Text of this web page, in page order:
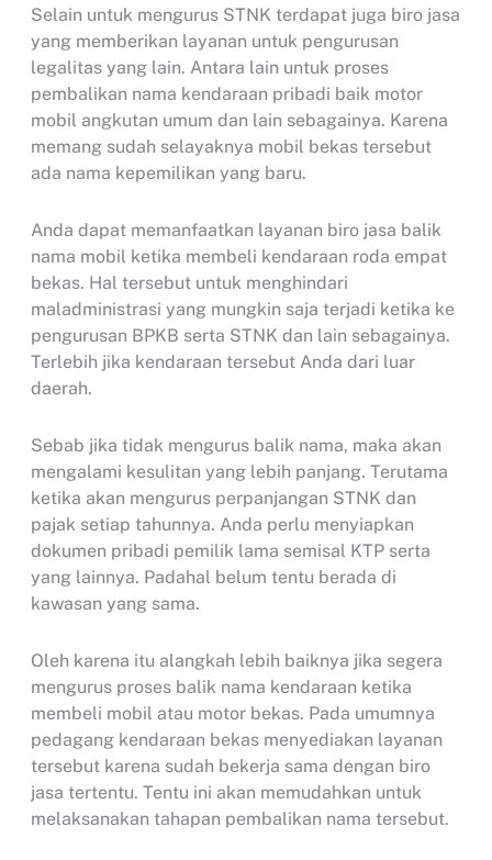
Selain untuk mengurus STNK terdapat juga biro jasa
yang memberikan layanan untuk pengurusan
legalitas yang lain. Antara lain untuk proses
pembalikan nama kendaraan pribadi baik motor
mobil angkutan umum dan lain sebagainya. Karena
memang sudah selayaknya mobil bekas tersebut
ada nama kepemilikan yang baru.
Anda dapat memanfaatkan layanan biro jasa balik
nama mobil ketika membeli kendaraan roda empat
bekas. Hal tersebut untuk menghindari
maladministrasi yang mungkin saja terjadi ketika ke
pengurusan BPKB serta STNK dan lain sebagainya.
Terlebih jika kendaraan tersebut Anda dari luar
daerah.
Sebab jika tidak mengurus balik nama, maka akan
mengalami kesulitan yang lebih panjang. Terutama
ketika akan mengurus perpanjangan STNK dan
pajak setiap tahunnya. Anda perlu menyiapkan
dokumen pribadi pemilik lama semisal KTP serta
yang lainnya. Padahal belum tentu berada di
kawasan yang sama.
Oleh karena itu alangkah lebih baiknya jika segera
mengurus proses balik nama kendaraan ketika
membeli mobil atau motor bekas. Pada umumnya
pedagang kendaraan bekas menyediakan layanan
tersebut karena sudah bekerja sama dengan biro
jasa tertentu. Tentu ini akan memudahkan untuk
melaksanakan tahapan pembalikan nama tersebut.